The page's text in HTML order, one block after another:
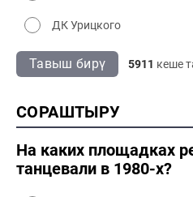
ДК Урицкого
Тавыш бирү 5911 кеше
СОРАШТЫРУ
На каких площадках
танцевали в 1980-х?